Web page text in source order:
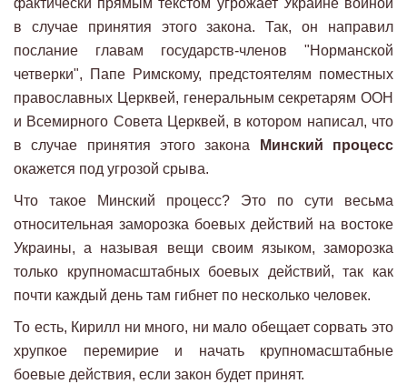
фактически прямым текстом угрожает Украине войной
в случае принятия этого закона. Так, он направил
послание главам государств-членов "Норманской
четверки", Папе Римскому, предстоятелям поместных
православных Церквей, генеральным секретарям ООН
и Всемирного Совета Церквей, в котором написал, что
в случае принятия этого закона
Минский процесс
окажется под угрозой срыва.
Что такое Минский процесс? Это по сути весьма
относительная заморозка боевых действий на востоке
Украины, а называя вещи своим языком, заморозка
только крупномасштабных боевых действий, так как
почти каждый день там гибнет по несколько человек.
То есть, Кирилл ни много, ни мало обещает сорвать это
хрупкое перемирие и начать крупномасштабные
боевые действия, если закон будет принят.